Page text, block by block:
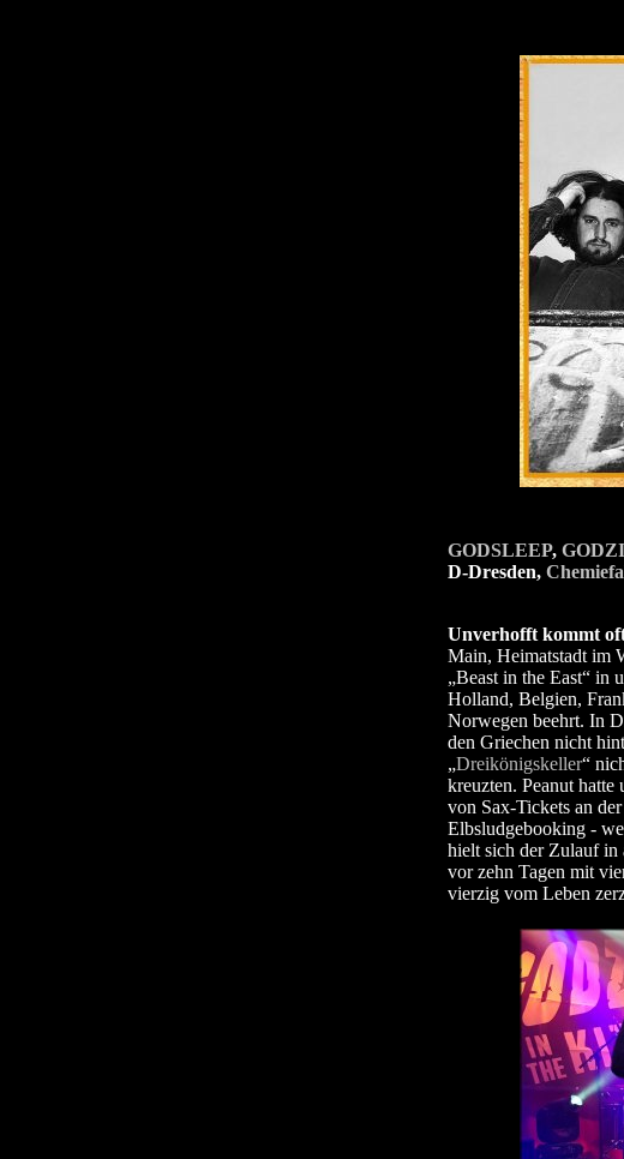
GODSLEEP,
D-Dresden,
Unverhofft kommt
Main, Heimatstadt im
„Beast in the East“ in
Holland, Belgien,
Norwegen beehrt. In
den Griechen nicht
„Dreikönigskeller“
kreuzten. Peanut
von Sax-Tickets an
Elbsludgebooking -
hielt sich der Zulauf in
vor zehn Tagen mit
vierzig vom Leben